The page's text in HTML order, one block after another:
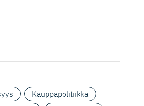
Kauppapolitiikka